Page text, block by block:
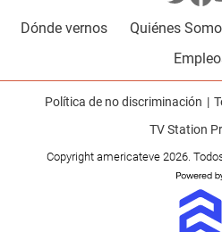
Dónde vernos Quiénes
Política de no discriminación
TV Station
Copyright americateve 2026.